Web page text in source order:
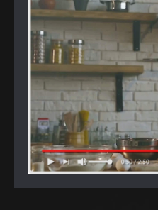
Es scheint ein
Sexualleben so
ausgezeichnete
auch dem Laden-